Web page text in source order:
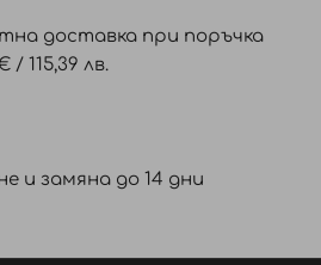
доставка при поръчка
/ 115,39 лв.
и замяна до 14 дни